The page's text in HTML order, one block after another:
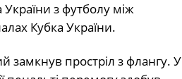
України з футболу між
Кубка України.
замкнув простріл з флангу. У